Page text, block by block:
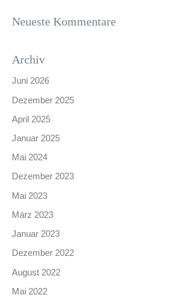
Neueste Kommentare
Archiv
Juni 2026
Dezember 2025
April 2025
Januar 2025
Mai 2024
Dezember 2023
Mai 2023
März 2023
Januar 2023
Dezember 2022
August 2022
Mai 2022